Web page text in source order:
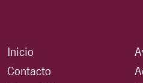
Inicio
Contacto